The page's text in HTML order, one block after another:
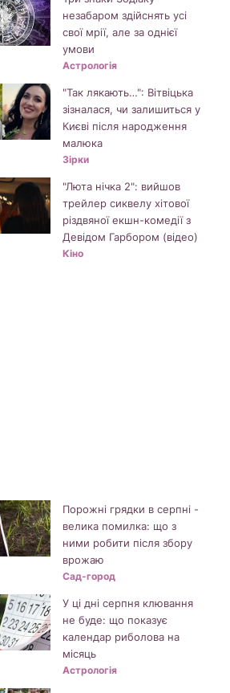
незабаром здійснять усі
свої мрії, але за однієї
умови
Астрологія
"Так лякають…": Вітвіцька
зізналася, чи залишиться у
Києві після народження
малюка
Зірки
"Люта нічка 2": вийшов
трейлер сиквелу хітової
різдвяної екшн-комедії з
Девідом Гарбором (відео)
Кіно
Порожні грядки в серпні -
велика помилка: що з
ними робити після збору
врожаю
Сад-город
У ці дні серпня клювання
не буде: що показує
календар риболова на
місяць
Астрологія